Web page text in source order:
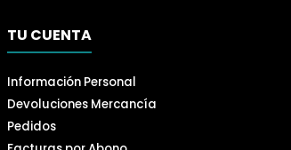
TU CUENTA
Información Personal
Devoluciones Mercancía
Pedidos